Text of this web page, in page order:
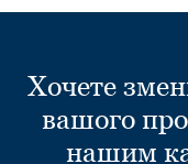
Хочете
вашого
нашим